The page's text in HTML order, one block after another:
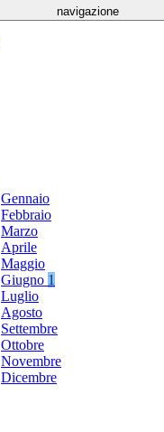
navigazione
Gennaio
Febbraio
Marzo
Aprile
Maggio
Giugno 1
Luglio
Agosto
Settembre
Ottobre
Novembre
Dicembre